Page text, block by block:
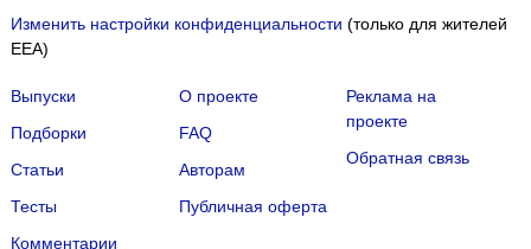
Изменить настройки конфиденциальности (только для жителей
EEA)
Выпуски
Подборки
Статьи
Тесты
Комментарии
О проекте
FAQ
Авторам
Публичная оферта
Реклама на
проекте
Обратная связь